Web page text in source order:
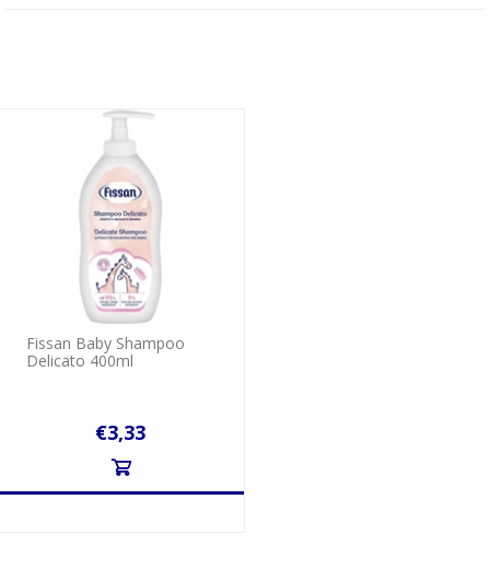
Fissan Baby Shampoo
Delicato 400ml
€3,33